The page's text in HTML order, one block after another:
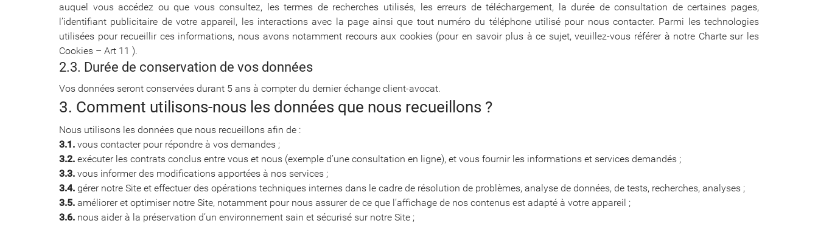
auquel vous accédez ou que vous consultez, les termes de recherches utilisés, les erreurs de téléchargement, la durée de consultation de certaines pages,
l’identifiant publicitaire de votre appareil, les interactions avec la page ainsi que tout numéro du téléphone utilisé pour nous contacter. Parmi les technologies
utilisées pour recueillir ces informations, nous avons notamment recours aux cookies (pour en savoir plus à ce sujet, veuillez-vous référer à notre Charte sur les
Cookies – Art 11 ).
2.3. Durée de conservation de vos données
Vos données seront conservées durant 5 ans à compter du dernier échange client-avocat.
3. Comment utilisons-nous les données que nous recueillons ?
Nous utilisons les données que nous recueillons afin de :
3.1. vous contacter pour répondre à vos demandes ;
3.2. exécuter les contrats conclus entre vous et nous (exemple d’une consultation en ligne), et vous fournir les informations et services demandés ;
3.3. vous informer des modifications apportées à nos services ;
3.4. gérer notre Site et effectuer des opérations techniques internes dans le cadre de résolution de problèmes, analyse de données, de tests, recherches, analyses ;
3.5. améliorer et optimiser notre Site, notamment pour nous assurer de ce que l’affichage de nos contenus est adapté à votre appareil ;
3.6. nous aider à la préservation d’un environnement sain et sécurisé sur notre Site ;